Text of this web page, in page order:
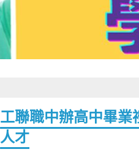
工聯職中辦高中畢業
人才